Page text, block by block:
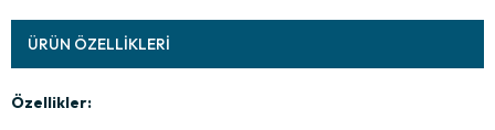
ÜRÜN ÖZELLIKLERI
Özellikler: